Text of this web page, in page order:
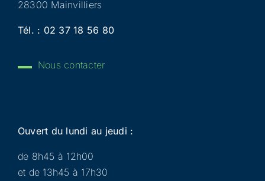
28300 Mainvilliers
Tél. : 02 37 18 56 80
Nous contacter
Ouvert du lundi au jeudi :
de 8h45 à 12h00
et de 13h45 à 17h30